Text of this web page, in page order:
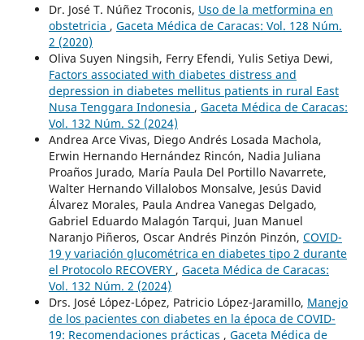
Dr. José T. Núñez Troconis, Uso de la metformina en
obstetricia , Gaceta Médica de Caracas: Vol. 128 Núm.
2 (2020)
Oliva Suyen Ningsih, Ferry Efendi, Yulis Setiya Dewi,
Factors associated with diabetes distress and
depression in diabetes mellitus patients in rural East
Nusa Tenggara Indonesia , Gaceta Médica de Caracas:
Vol. 132 Núm. S2 (2024)
Andrea Arce Vivas, Diego Andrés Losada Machola,
Erwin Hernando Hernández Rincón, Nadia Juliana
Proaños Jurado, María Paula Del Portillo Navarrete,
Walter Hernando Villalobos Monsalve, Jesús David
Álvarez Morales, Paula Andrea Vanegas Delgado,
Gabriel Eduardo Malagón Tarqui, Juan Manuel
Naranjo Piñeros, Oscar Andrés Pinzón Pinzón, COVID-
19 y variación glucométrica en diabetes tipo 2 durante
el Protocolo RECOVERY , Gaceta Médica de Caracas:
Vol. 132 Núm. 2 (2024)
Drs. José López-López, Patricio López-Jaramillo, Manejo
de los pacientes con diabetes en la época de COVID-
19: Recomendaciones prácticas , Gaceta Médica de